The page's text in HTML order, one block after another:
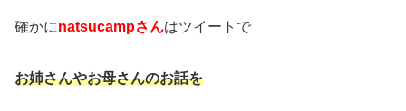
確かにnatsucampさんはツイートで
お姉さんやお母さんのお話を